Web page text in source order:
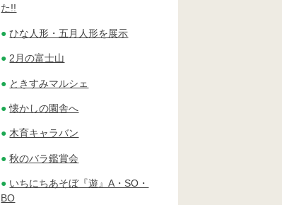
た!!
ひな人形・五月人形を展示
2月の富士山
ときすみマルシェ
懐かしの園舎へ
木育キャラバン
秋のバラ鑑賞会
いちにちあそぼ『遊』A・SO・
BO